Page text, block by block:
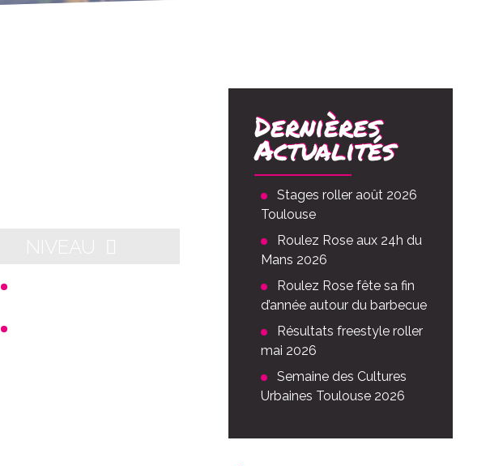
Dernières
Actualités
Stages roller août 2026
Toulouse
Roulez Rose aux 24h du
Mans 2026
Roulez Rose fête sa fin
d’année autour du barbecue
Résultats freestyle roller
mai 2026
Semaine des Cultures
Urbaines Toulouse 2026